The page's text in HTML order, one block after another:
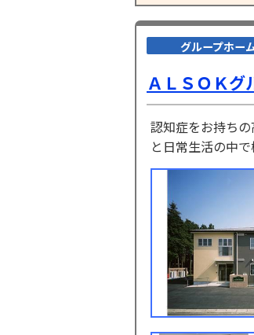
グループホー
ＡＬＳＯＫグ
認知症をお持ち
と日常生活の中